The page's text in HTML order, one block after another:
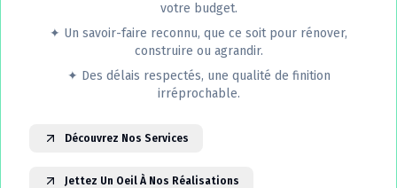
votre budget.
✦ Un savoir-faire reconnu, que ce soit pour rénover,
construire ou agrandir.
✦ Des délais respectés, une qualité de finition
irréprochable.
Découvrez Nos Services
Jettez Un Oeil À Nos Réalisations